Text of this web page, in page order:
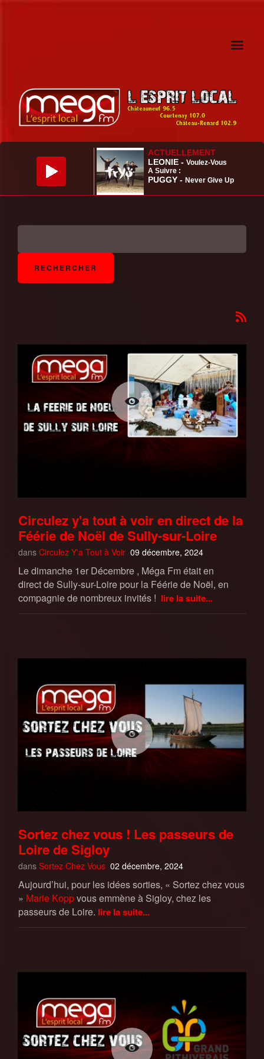
Circulez y'a tout à voir en direct de la
Féérie de Noël de Sully-sur-Loire
dans Circulez Y'a Tout à Voir 09 décembre, 2024
Le dimanche 1er Décembre , Méga Fm était en
direct de Sully-sur-Loire pour la Féérie de Noël, en
compagnie de nombreux invités ! lire la suite...
Sortez chez vous ! Les passeurs de
Loire de Sigloy
dans Sortez Chez Vous 02 décembre, 2024
Aujourd’hui, pour les idées sorties, « Sortez chez vous
» Marie Koppvous emmène à Sigloy, chez les
passeurs de Loire. lire la suite...